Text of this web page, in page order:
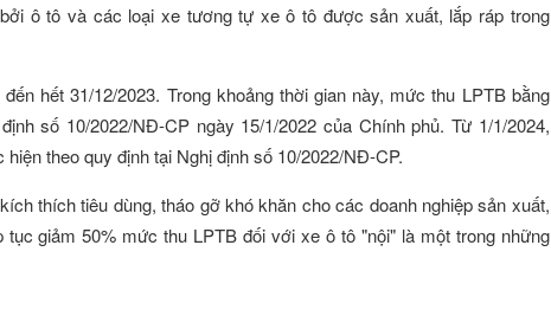
ô tô và các loại xe tương tự xe ô tô được sản xuất, lắp ráp trong
hết 31/12/2023. Trong khoảng thời gian này, mức thu LPTB bằng
số 10/2022/NĐ-CP ngày 15/1/2022 của Chính phủ. Từ 1/1/2024,
theo quy định tại Nghị định số 10/2022/NĐ-CP.
thích tiêu dùng, tháo gỡ khó khăn cho các doanh nghiệp sản xuất,
giảm 50% mức thu LPTB đối với xe ô tô "nội" là một trong những